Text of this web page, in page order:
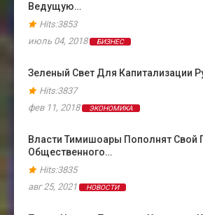
Ведущую…
Hits:3853
июль 04, 2018
БИЗНЕС
Зеленый Свет Для Капитализации
Hits:3837
фев 11, 2018
ЭКОНОМИКА
Власти Тимишоары Пополнят Свой
Общественного…
Hits:3835
авг 25, 2021
НОВОСТИ